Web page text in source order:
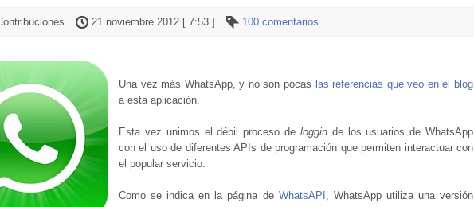
21 noviembre 2012 [ 7:53 ] 100 comentarios
Una vez más WhatsApp, y no son pocas las referencias que veo en el blog
a esta aplicación.
Esta vez unimos el débil proceso de logginde los usuarios de WhatsApp
con el uso de diferentes APIs de programación que permiten interactuar con
el popular servicio.
Como se indica en la página de WhatsAPI , WhatsApp utiliza una versión